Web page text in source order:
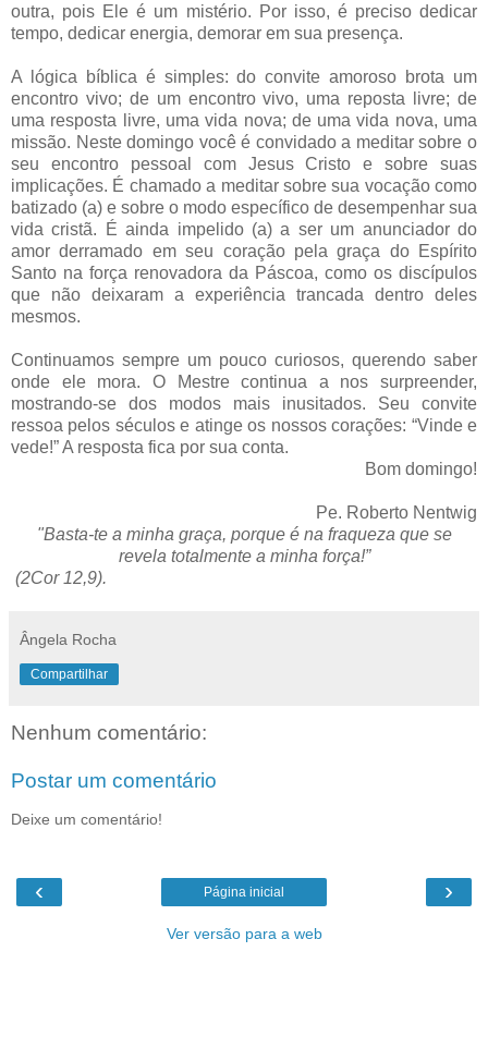
outra, pois Ele é um mistério. Por isso, é preciso dedicar
tempo, dedicar energia, demorar em sua presença.
A lógica bíblica é simples: do convite amoroso brota um
encontro vivo; de um encontro vivo, uma reposta livre; de
uma resposta livre, uma vida nova; de uma vida nova, uma
missão. Neste domingo você é convidado a meditar sobre o
seu encontro pessoal com Jesus Cristo e sobre suas
implicações. É chamado a meditar sobre sua vocação como
batizado (a) e sobre o modo específico de desempenhar sua
vida cristã. É ainda impelido (a) a ser um anunciador do
amor derramado em seu coração pela graça do Espírito
Santo na força renovadora da Páscoa, como os discípulos
que não deixaram a experiência trancada dentro deles
mesmos.
Continuamos sempre um pouco curiosos, querendo saber
onde ele mora. O Mestre continua a nos surpreender,
mostrando-se dos modos mais inusitados. Seu convite
ressoa pelos séculos e atinge os nossos corações: “Vinde e
vede!” A resposta fica por sua conta.
Bom domingo!
Pe. Roberto Nentwig
"Basta-te a minha graça, porque é na fraqueza que se
revela totalmente a minha força!”
(2Cor 12,9).
Ângela Rocha
Compartilhar
Nenhum comentário:
Postar um comentário
Deixe um comentário!
‹ ›
Página inicial
Ver versão para a web